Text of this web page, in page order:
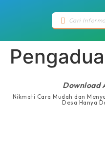
Download
Nikmati Cara Mudah dan
Desa Hanya